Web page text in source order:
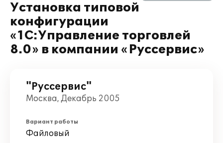
Установка типовой
конфигурации
«1С:Управление торговлей
8.0» в компании «Руссервис»
"Руссервис"
Москва, Декабрь 2005
Вариант работы
Файловый